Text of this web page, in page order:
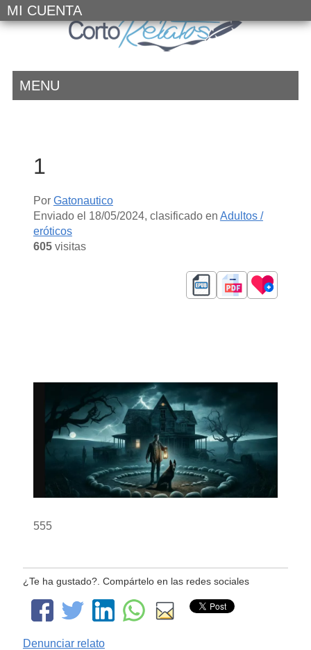
MI CUENTA
MENU
1
Por Gatonautico
Enviado el 18/05/2024, clasificado en Adultos /
eróticos
605visitas
555
¿Te ha gustado?. Compártelo en las redes sociales
Denunciar relato